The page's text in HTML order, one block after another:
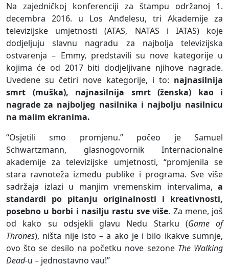
Na zajedničkoj konferenciji za štampu održanoj 1.
decembra 2016. u Los Anđelesu, tri Akademije za
televizijske umjetnosti (ATAS, NATAS i IATAS) koje
dodjeljuju slavnu nagradu za najbolja televizijska
ostvarenja – Emmy, predstavili su nove kategorije u
kojima će od 2017 biti dodjeljivane njihove nagrade.
Uvedene su četiri nove kategorije, i to: najnasilnija
smrt (muška), najnasilnija smrt (ženska) kao i
nagrade za najboljeg nasilnika i najbolju nasilnicu
na malim ekranima.
“Osjetili smo promjenu.” počeo je Samuel
Schwartzmann, glasnogovornik Internacionalne
akademije za televizijske umjetnosti, “promjenila se
stara ravnoteža između publike i programa. Sve više
sadržaja izlazi u manjim vremenskim intervalima, a
standardi po pitanju originalnosti i kreativnosti,
posebno u borbi i nasilju rastu sve više. Za mene, još
od kako su odsjekli glavu Nedu Starku (Game of
Thrones), ništa nije isto – a ako je i bilo ikakve sumnje,
ovo što se desilo na početku nove sezone The Walking
Dead-u – jednostavno vau!”